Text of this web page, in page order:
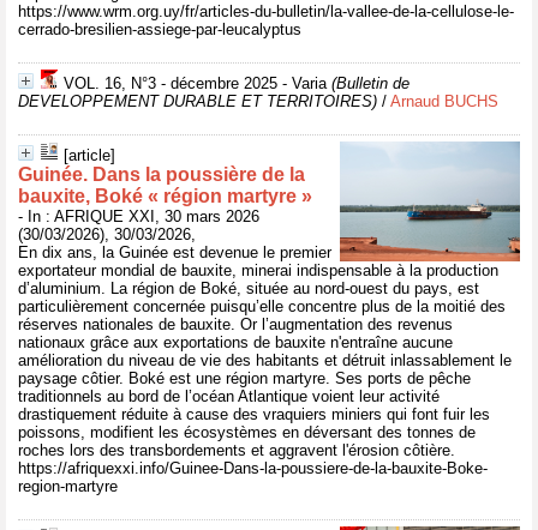
https://www.wrm.org.uy/fr/articles-du-bulletin/la-vallee-de-la-cellulose-le-
cerrado-bresilien-assiege-par-leucalyptus
VOL. 16, N°3 - décembre 2025 - Varia(Bulletin de
DEVELOPPEMENT DURABLE ET TERRITOIRES) / Arnaud BUCHS
[article]
Guinée. Dans la poussière de la
bauxite, Boké « région martyre »
- In : AFRIQUE XXI, 30 mars 2026
(30/03/2026), 30/03/2026,
En dix ans, la Guinée est devenue le premier
exportateur mondial de bauxite, minerai indispensable à la production
d’aluminium. La région de Boké, située au nord-ouest du pays, est
particulièrement concernée puisqu’elle concentre plus de la moitié des
réserves nationales de bauxite. Or l’augmentation des revenus
nationaux grâce aux exportations de bauxite n'entraîne aucune
amélioration du niveau de vie des habitants et détruit inlassablement le
paysage côtier. Boké est une région martyre. Ses ports de pêche
traditionnels au bord de l’océan Atlantique voient leur activité
drastiquement réduite à cause des vraquiers miniers qui font fuir les
poissons, modifient les écosystèmes en déversant des tonnes de
roches lors des transbordements et aggravent l'érosion côtière.
https://afriquexxi.info/Guinee-Dans-la-poussiere-de-la-bauxite-Boke-
region-martyre